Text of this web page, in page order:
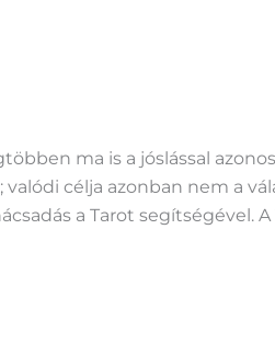
ma is a jóslással
célja azonban nem a
a Tarot segítségével. A